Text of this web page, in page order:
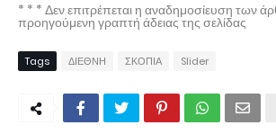
* * * Δεν επιτρέπεται η αναδημοσίευση των
προηγούμενη γραπτή άδειας της σελίδας
Tags ΔΙΕΘΝΗ ΣΚΟΠΙΑ Slider